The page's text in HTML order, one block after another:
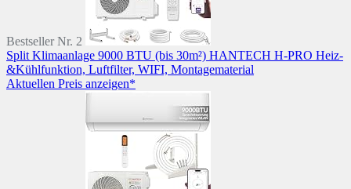
Bestseller Nr. 2
Split Klimaanlage 9000 BTU (bis 30m²) HANTECH H-PRO Heiz-
&Kühlfunktion, Luftfilter, WIFI, Montagematerial
Aktuellen Preis anzeigen*